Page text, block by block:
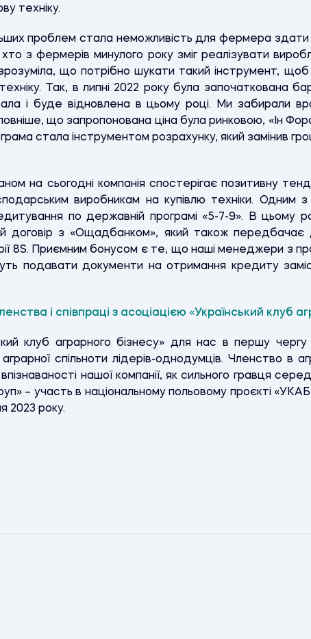
техніку.
проблем стала неможливість для фермера
з фермерів минулого року зміг реалізувати
що потрібно шукати такий інструмент,
Так, в липні 2022 року була започаткована
і буде відновлена в цьому році. Ми забирали
що запропонована ціна була ринковою, «Ін
стала інструментом розрахунку, який замінив
на сьогодні компанія спостерігає позитивну
виробникам на купівлю техніки. Одним
по державній програмі «5-7-9». В цьому
договір з «Ощадбанком», який також передбачає
8S. Приємним бонусом є те, що наші менеджери з
подавати документи на отримання кредиту
і співпраці з асоціацією «Український клуб
клуб аграрного бізнесу» для нас в першу
спільноти лідерів-однодумців. Членство в
нашої компанії, як сильного гравця
– участь в національному польовому проєкті «УКАБ
2023 року.